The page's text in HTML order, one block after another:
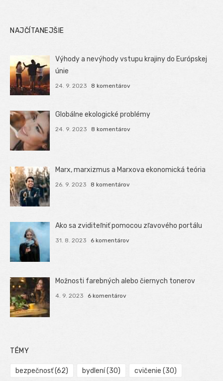
NAJČÍTANEJŠIE
Výhody a nevýhody vstupu krajiny do Európskej
únie
24. 9. 2023 8 komentárov
Globálne ekologické problémy
24. 9. 2023 8 komentárov
Marx, marxizmus a Marxova ekonomická teória
26. 9. 2023 8 komentárov
Ako sa zviditeľniť pomocou zľavového portálu
31. 8. 2023 6 komentárov
Možnosti farebných alebo čiernych tonerov
4. 9. 2023 6 komentárov
TÉMY
bezpečnosť(62) bydlení(30) cvičenie (30)